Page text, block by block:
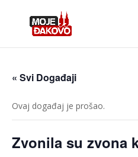
« Svi Događaji
Ovaj događaj je prošao.
Zvonila su zvona